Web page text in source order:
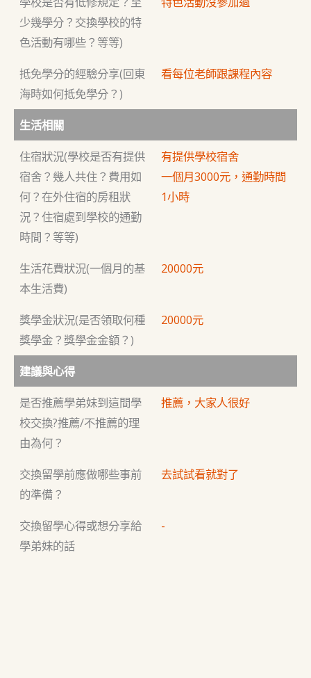
少幾學分？交換學校的特
色活動有哪些？等等)
抵免學分的經驗分享(回東
海時如何抵免學分？)
看每位老師跟課程內容
生活相關
住宿狀況(學校是否有提供
宿舍？幾人共住？費用如
何？在外住宿的房租狀
況？住宿處到學校的通勤
時間？等等)
有提供學校宿舍
一個月3000元，通勤時間
1小時
生活花費狀況(一個月的基
本生活費)
20000元
獎學金狀況(是否領取何種
獎學金？獎學金金額？)
20000元
建議與心得
是否推薦學弟妹到這間學
校交換?推薦/不推薦的理
由為何？
推薦，大家人很好
交換留學前應做哪些事前
的準備？
去試試看就對了
交換留學心得或想分享給
學弟妹的話
-